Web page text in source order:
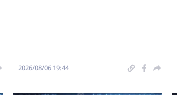
2026/08/06 19:44